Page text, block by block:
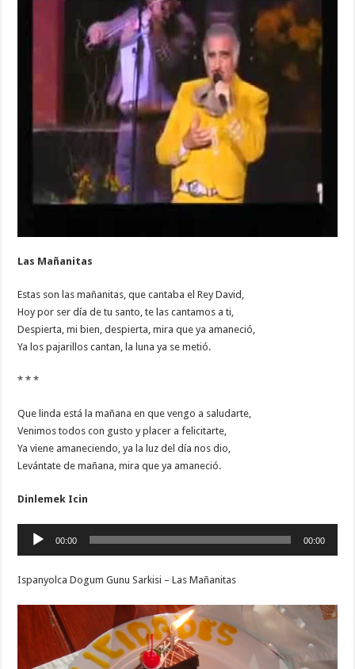
Las Mañanitas
Estas son las mañanitas, que cantaba el Rey David,
Hoy por ser día de tu santo, te las cantamos a ti,
Despierta, mi bien, despierta, mira que ya amaneció,
Ya los pajarillos cantan, la luna ya se metió.
* * *
Que linda está la mañana en que vengo a saludarte,
Venimos todos con gusto y placer a felicitarte,
Ya viene amaneciendo, ya la luz del día nos dio,
Levántate de mañana, mira que ya amaneció.
Dinlemek Icin
oynatıcı
00:00 00:00
Ispanyolca Dogum Gunu Sarkisi – Las Mañanitas